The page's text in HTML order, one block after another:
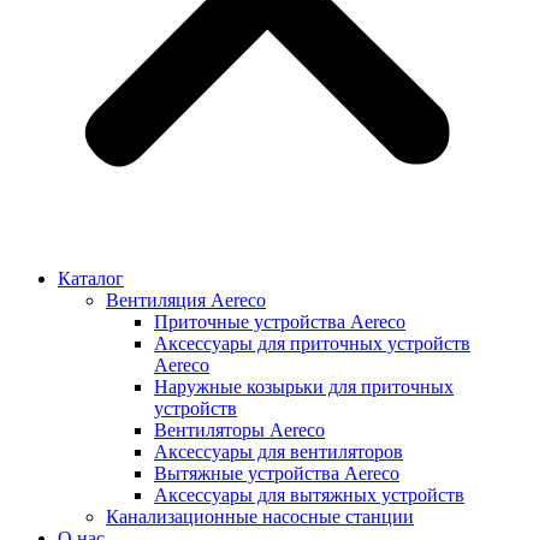
Каталог
Вентиляция Aereco
Приточные устройства Aereco
Аксессуары для приточных устройств
Aereco
Наружные козырьки для приточных
устройств
Вентиляторы Aereco
Аксессуары для вентиляторов
Вытяжные устройства Aereco
Аксессуары для вытяжных устройств
Канализационные насосные станции